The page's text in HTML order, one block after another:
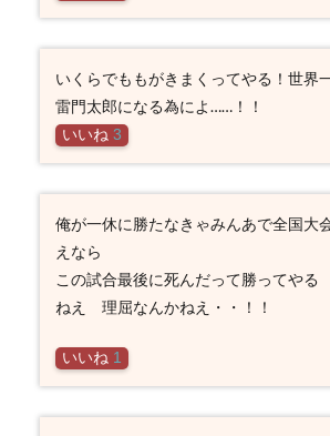
いくらでももがきまくってやる！世界
雷門太郎になる為によ……！！
いいね 3
俺が一休に勝たなきゃみんあで全国大
えなら
この試合最後に死んだって勝ってやる
ねえ 理屈なんかねえ・・！！
いいね 1